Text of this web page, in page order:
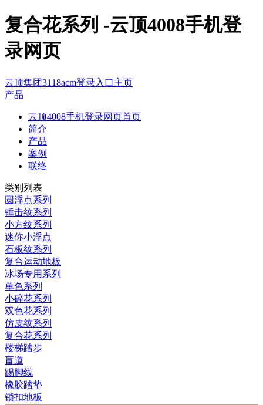
复合花系列 -云顶4008手机登
录网页
云顶集团3118acm登录入口主页
产品
云顶4008手机登录网页首页
简介
产品
案例
联络
类别列表
圆浮点系列
锤击纹系列
小方纹系列
迷你小浮点
石板纹系列
复合运动地板
冰场专用系列
单色系列
小碎花系列
双色花系列
仿皮纹系列
复合花系列
楼梯踏步
盲道
踢脚线
橡胶踏垫
锁扣地板